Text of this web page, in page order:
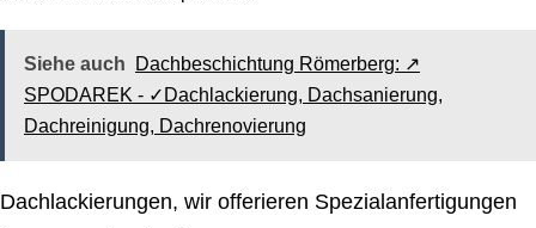
Siehe auch
Dachbeschichtung Römerberg: ↗️
SPODAREK - ✓Dachlackierung, Dachsanierung,
Dachreinigung, Dachrenovierung
Dachlackierungen, wir offerieren Spezialanfertigungen